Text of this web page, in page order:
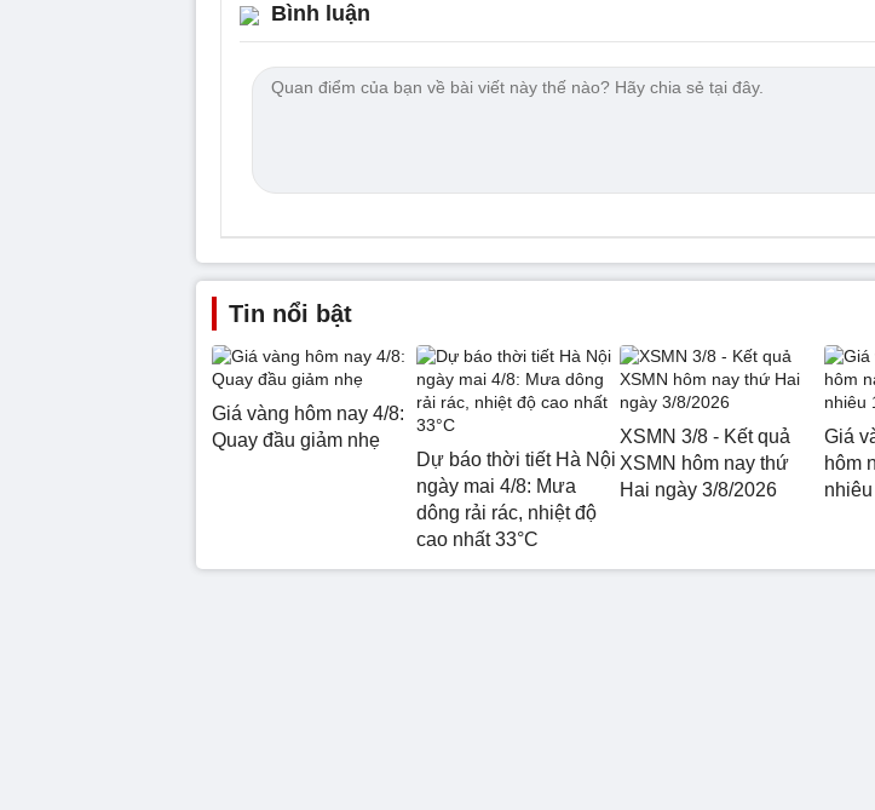
Bình luận
Tin nổi bật
Giá vàng hôm nay 4/8:
Quay đầu giảm nhẹ
Dự báo thời tiết Hà Nội
ngày mai 4/8: Mưa
dông rải rác, nhiệt độ
cao nhất 33°C
XSMN 3/8 - Kết quả
XSMN hôm nay thứ
Hai ngày 3/8/2026
Giá
hôm